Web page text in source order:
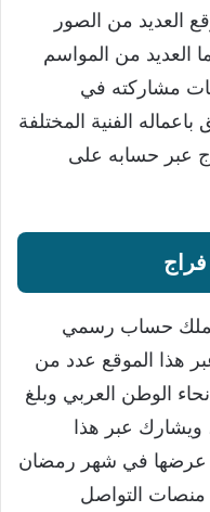
العديد من الصور
العديد من المواسم
مشاركته في
الفنية المختلفة
عبر حسابه على
يملك حساب رسمي
هذا الموقع عدد من
الوطن العربي وبلغ
ألف متابع ، ويشارك عبر هذا
عرضها في شهر رمضان
منصات التواصل